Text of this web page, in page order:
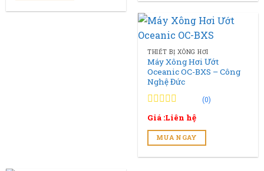
THIẾT BỊ XÔNG HƠI
Máy Xông Hơi Ướt
Oceanic OC-BXS – Công
Nghệ Đức
0
trên
5
0
đánh
(0)
Giá :Liên hệ
MUA NGAY